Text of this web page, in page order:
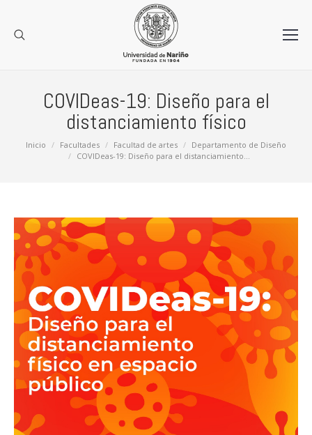
COVIDeas-19: Diseño para el
distanciamiento físico
Estás aquí:
Inicio Facultades Facultad de artes
Departamento de Diseño
COVIDeas-19: Diseño para el distanciamiento…